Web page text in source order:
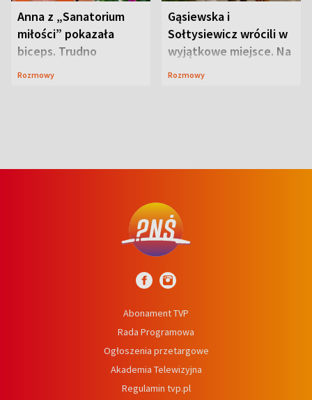
Anna z „Sanatorium
miłości” pokazała
biceps. Trudno
uwierzyć, co przeszła
Rozmowy
Gąsiewska i
Sołtysiewicz wrócili w
wyjątkowe miejsce. Na
szlaku czekał
Rozmowy
Abonament TVP
Rada Programowa
Ogłoszenia przetargowe
Akademia Telewizyjna
Regulamin tvp.pl